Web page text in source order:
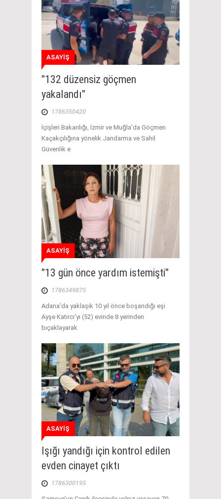
ASAYİŞ
"132 düzensiz göçmen
yakalandı"
1786350420
İçişleri Bakanlığı, İzmir ve Muğla’da Göçmen
Kaçakçılığına yönelik Jandarma ve Sahil
Güvenlik e
ASAYİŞ
"13 gün önce yardım istemişti"
1786349875
Adana'da yaklaşık 10 yıl önce boşandığı eşi
Ayşe Katırcı'yı (52) evinde 8 yerinden
bıçaklayarak
ASAYİŞ
Işığı yandığı için kontrol edilen
evden cinayet çıktı
1786300195